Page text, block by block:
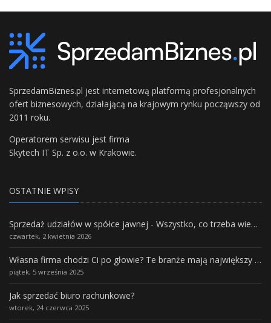
SprzedamBiznes.pl jest internetową platformą profesjonalnych
ofert biznesowych, działającą na krajowym rynku począwszy od
2011 roku.
Operatorem serwisu jest firma
Skytech IT Sp. z o.o. w Krakowie.
OSTATNIE WPISY
Sprzedaż udziałów w spółce jawnej - Wszystko, co trzeba wiedzieć.
czwartek, 2 kwietnia 2026
Własna firma chodzi Ci po głowie? Te branże mają największy potencjał rozwoju
piątek, 5 września 2025
Jak sprzedać biuro rachunkowe?
wtorek, 24 czerwca 2025